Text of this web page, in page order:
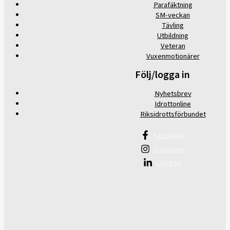
Parafäktning
SM-veckan
Tävling
Utbildning
Veteran
Vuxenmotionärer
Följ/logga in
Nyhetsbrev
Idrottonline
Riksidrottsförbundet